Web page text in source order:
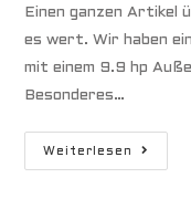
Einen ganzen Artikel
es wert. Wir haben
mit einem 9.9 hp
Besonderes…
Weiterlesen